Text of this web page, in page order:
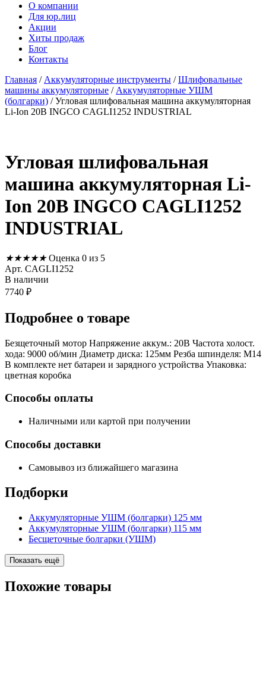
О компании
Для юр.лиц
Акции
Хиты продаж
Блог
Контакты
Главная / Аккумуляторные инструменты /Шлифовальные
машины аккумуляторные / Аккумуляторные УШМ
(болгарки) / Угловая шлифовальная машина аккумуляторная
Li-Ion 20В INGCO CAGLI1252 INDUSTRIAL
Угловая шлифовальная
машина аккумуляторная Li-
Ion 20В INGCO CAGLI1252
INDUSTRIAL
★★★★★ Оценка 0 из 5
Арт. CAGLI1252
В наличии
7740 ₽
Подробнее о товаре
Безщеточный мотор Напряжение аккум.: 20В Частота холост.
хода: 9000 об/мин Диаметр диска: 125мм Резба шпинделя: М14
В комплекте нет батареи и зарядного устройства Упаковка:
цветная коробка
Способы оплаты
Наличными или картой при получении
Способы доставки
Самовывоз из ближайшего магазина
Подборки
Аккумуляторные УШМ (болгарки) 125 мм
Аккумуляторные УШМ (болгарки) 115 мм
Бесщеточные болгарки (УШМ)
Показать ещё
Похожие товары